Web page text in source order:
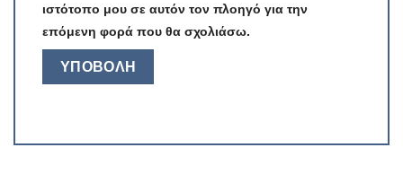
ιστότοπο μου σε αυτόν τον πλοηγό για την
επόμενη φορά που θα σχολιάσω.